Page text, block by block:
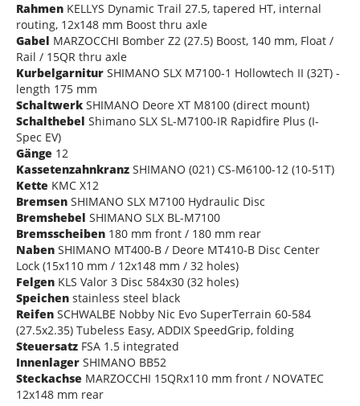
Rahmen KELLYS Dynamic Trail 27.5, tapered HT, internal
routing, 12x148 mm Boost thru axle
Gabel MARZOCCHI Bomber Z2 (27.5) Boost, 140 mm, Float /
Rail / 15QR thru axle
Kurbelgarnitur SHIMANO SLX M7100-1 Hollowtech II (32T) -
length 175 mm
Schaltwerk SHIMANO Deore XT M8100 (direct mount)
Schalthebel Shimano SLX SL-M7100-IR Rapidfire Plus (I-
Spec EV)
Gänge 12
Kassetenzahnkranz SHIMANO (021) CS-M6100-12 (10-51T)
Kette KMC X12
Bremsen SHIMANO SLX M7100 Hydraulic Disc
Bremshebel SHIMANO SLX BL-M7100
Bremsscheiben 180 mm front / 180 mm rear
Naben SHIMANO MT400-B / Deore MT410-B Disc Center
Lock (15x110 mm / 12x148 mm / 32 holes)
Felgen KLS Valor 3 Disc 584x30 (32 holes)
Speichen stainless steel black
Reifen SCHWALBE Nobby Nic Evo SuperTerrain 60-584
(27.5x2.35) Tubeless Easy, ADDIX SpeedGrip, folding
Steuersatz FSA 1.5 integrated
Innenlager SHIMANO BB52
Steckachse MARZOCCHI 15QRx110 mm front / NOVATEC
12x148 mm rear